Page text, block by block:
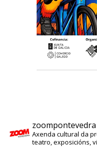
zoompontevedra
Axenda cultural da
teatro, exposicións,